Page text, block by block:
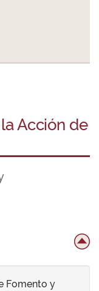
Acción de
Fomento y